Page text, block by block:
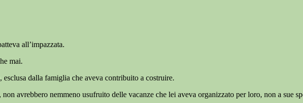
all’impazzata.
mai.
dalla famiglia che aveva contribuito a costruire.
avrebbero nemmeno usufruito delle vacanze che lei aveva organizzato per loro, non a sue